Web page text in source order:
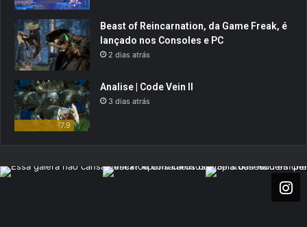
Beast of Reincarnation, da Game Freak, é
lançado nos Consoles e PC
2 dias atrás
7.9
Analise | Code Vein II
3 dias atrás